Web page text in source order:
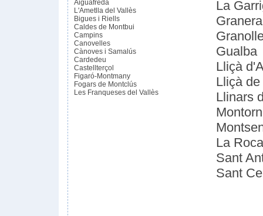
Aiguafreda
L'Ametlla del Vallès
Bigues i Riells
Caldes de Montbui
Campins
Canovelles
Cànoves i Samalús
Cardedeu
Castellterçol
Figaró-Montmany
Fogars de Montclús
Les Franqueses del Vallès
La
Granera
Gualba
Lliçà
Lliçà de
Llinars
La
Sant
Sant